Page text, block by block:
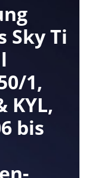
Sky Ti
1,
KYL,
bis